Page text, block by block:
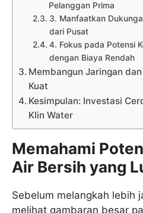
Pelanggan Prima
3. Manfaatkan
dari Pusat
4. Fokus pada Potensi
dengan Biaya Rendah
Membangun Jaringan
Kuat
Kesimpulan: Investasi
Klin Water
Memahami
Air Bersih yang
Sebelum melangkah lebih
melihat gambaran besar